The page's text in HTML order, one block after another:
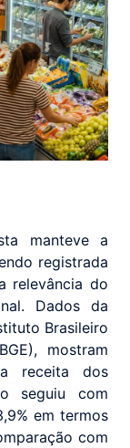
manteve a
registrada
relevância do
Dados da
Brasileiro
mostram
receita dos
seguiu com
em termos
com